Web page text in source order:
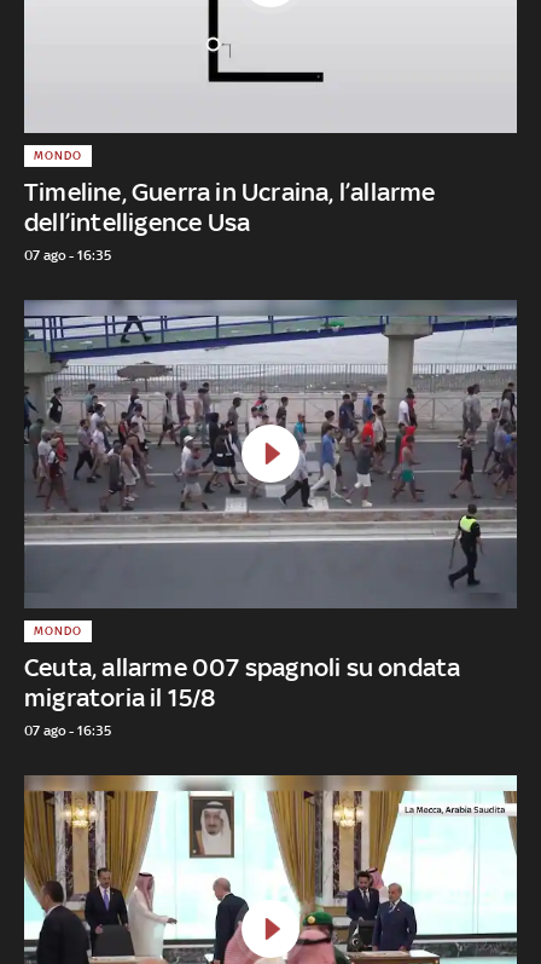
Timeline, Guerra in Ucraina, l’allarme
dell’intelligence Usa
MONDO
07 ago - 16:35
Ceuta, allarme 007 spagnoli su ondata
migratoria il 15/8
MONDO
07 ago - 16:35